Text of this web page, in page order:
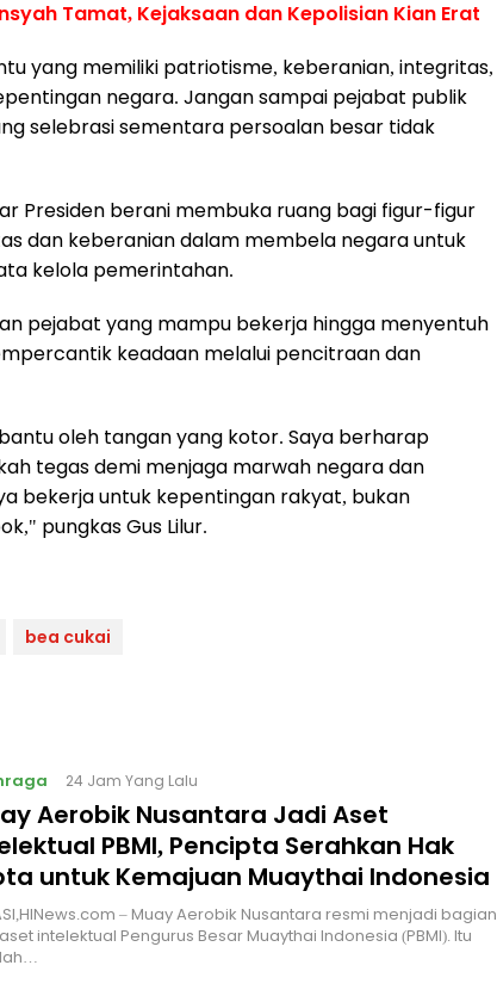
Tamat, Kejaksaan dan Kepolisian Kian Erat
yang memiliki patriotisme, keberanian, integritas,
negara. Jangan sampai pejabat publik
selebrasi sementara persoalan besar tidak
Presiden berani membuka ruang bagi figur-figur
dan keberanian dalam membela negara untuk
kelola pemerintahan.
pejabat yang mampu bekerja hingga menyentuh
keadaan melalui pencitraan dan
oleh tangan yang kotor. Saya berharap
tegas demi menjaga marwah negara dan
bekerja untuk kepentingan rakyat, bukan
pungkas Gus Lilur.
bea cukai
24 Jam Yang Lalu
Aerobik Nusantara Jadi Aset
PBMI, Pencipta Serahkan Hak
untuk Kemajuan Muaythai Indonesia
– Muay Aerobik Nusantara resmi menjadi bagian
intelektual Pengurus Besar Muaythai Indonesia (PBMI). Itu